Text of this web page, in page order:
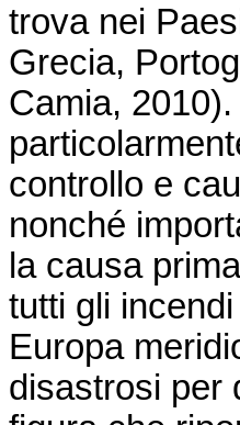
trova nei
Grecia,
Camia,
controllo e
nonché
la causa
tutti gli
Europa
disastrosi per